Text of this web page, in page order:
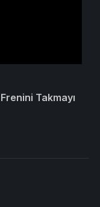
Takmayı